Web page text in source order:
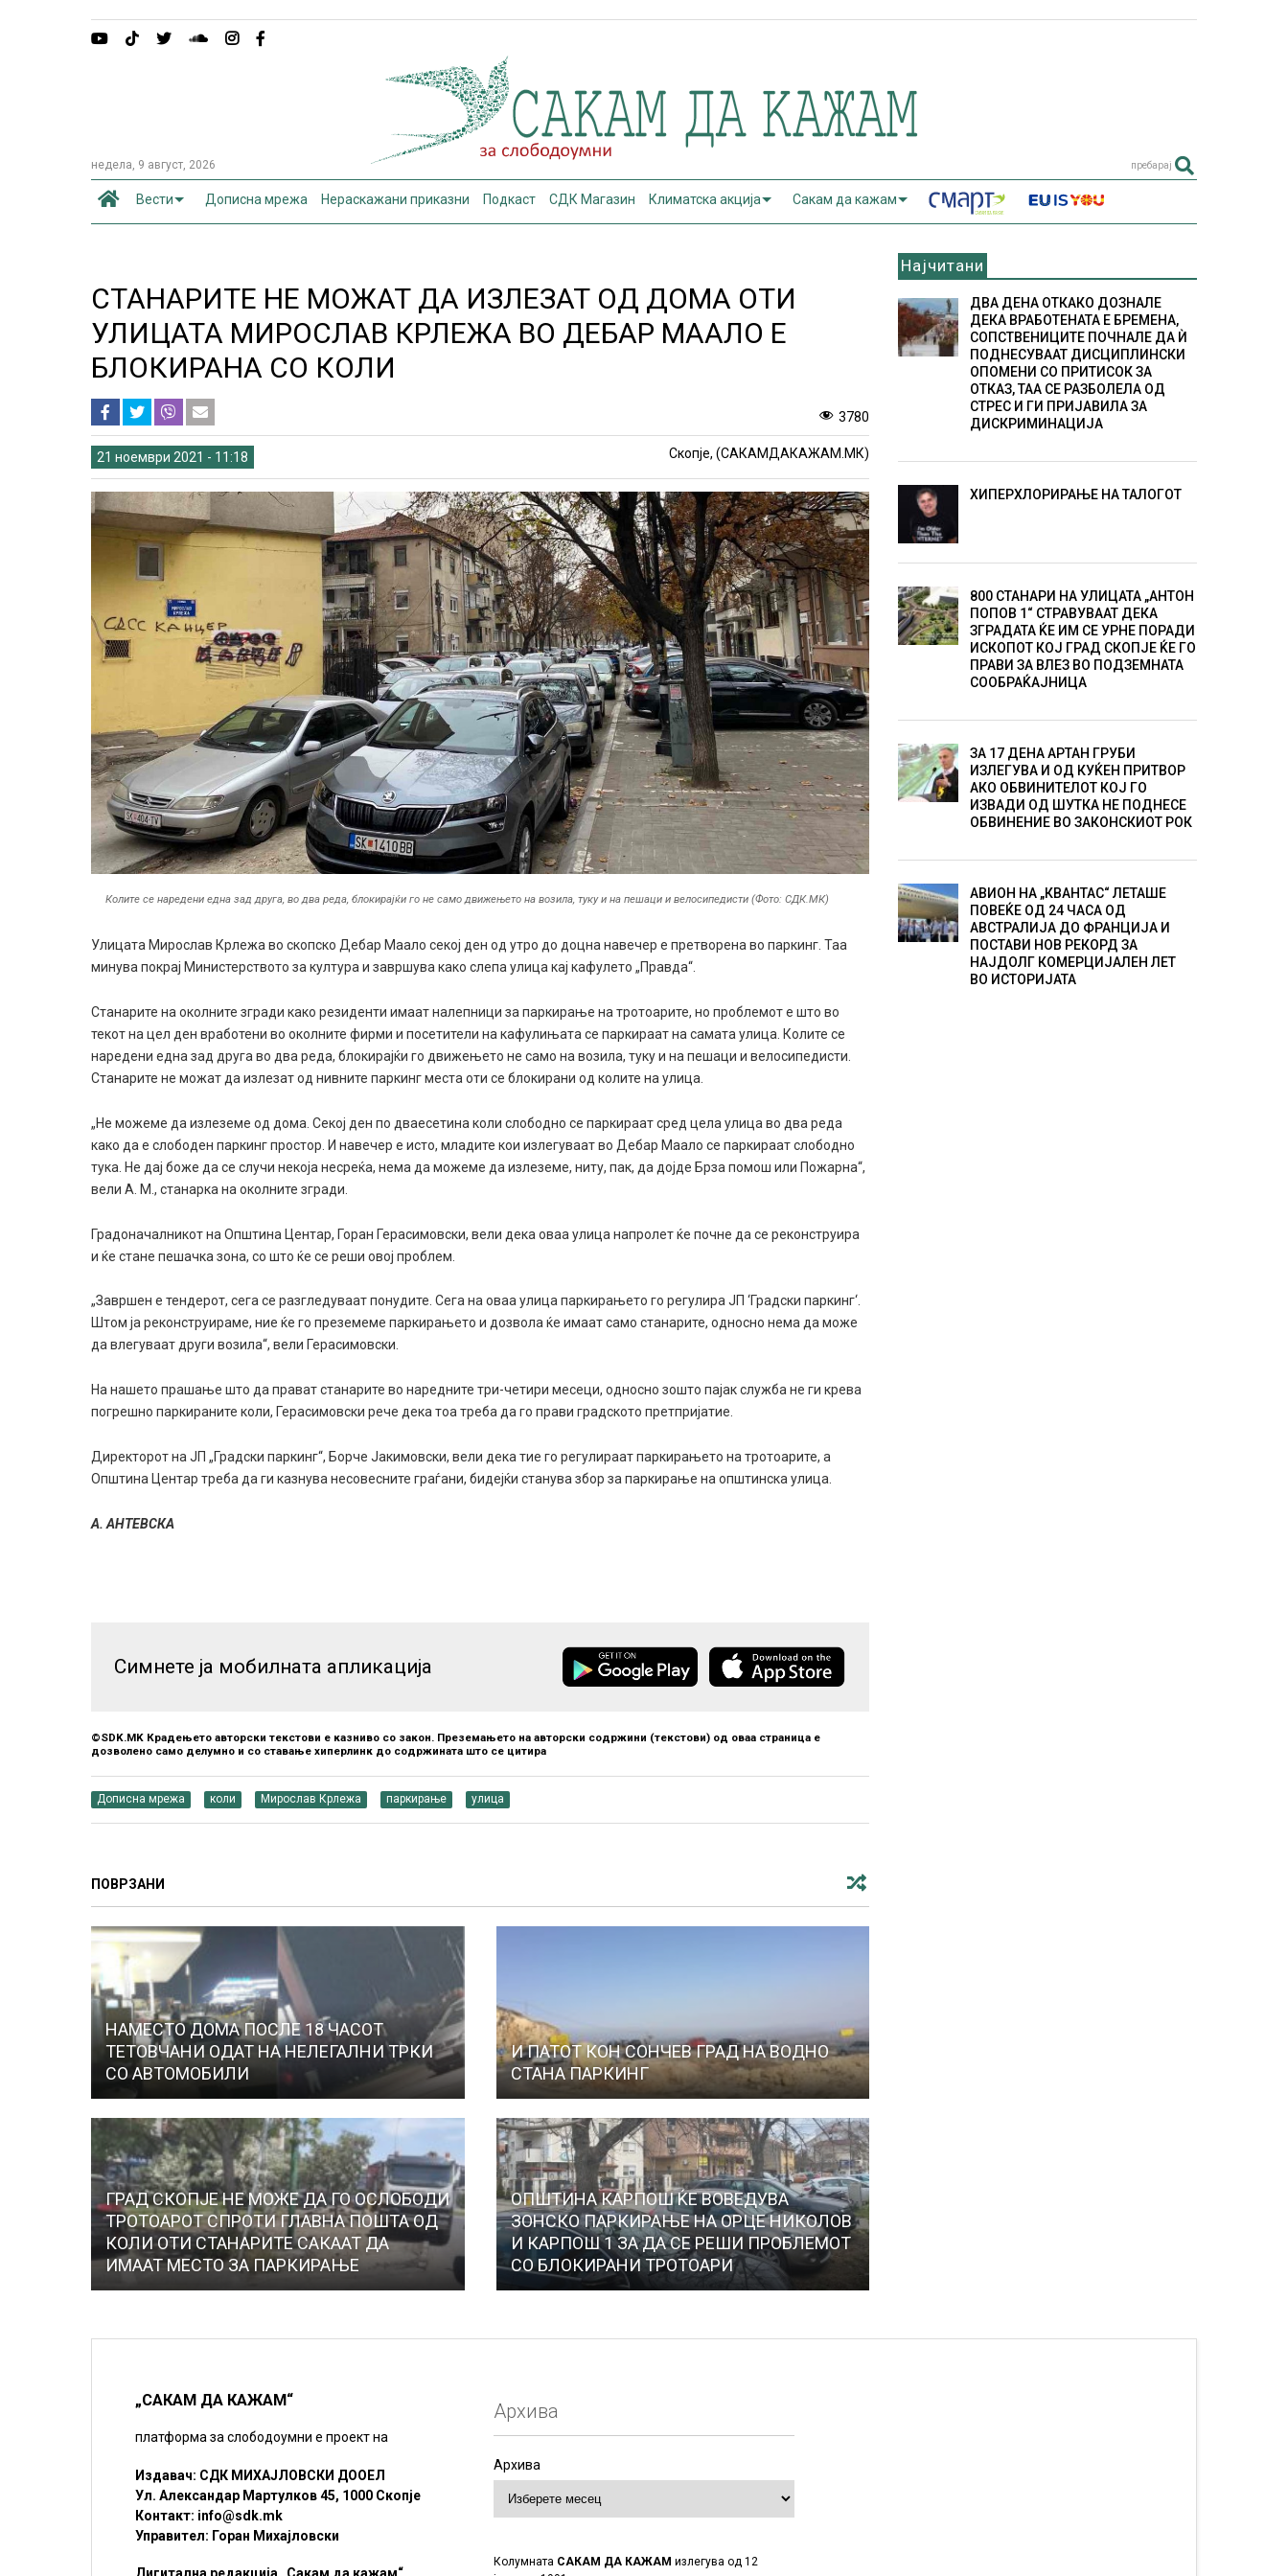
недела, 9 август, 2026 пребарај
Вести Дописна мрежа Нераскажани приказни Подкаст СДК Магазин Климатска акција Сакам да кажам
СТАНАРИТЕ НЕ МОЖАТ ДА ИЗЛЕЗАТ ОД ДОМА ОТИ
УЛИЦАТА МИРОСЛАВ КРЛЕЖА ВО ДЕБАР МААЛО Е
БЛОКИРАНА СО КОЛИ
3780
21 ноември 2021 - 11:18 Скопје, (САКАМДАКАЖАМ.МК)
Колите се наредени една зад друга, во два реда, блокирајќи го не само движењето на возила, туку и на пешаци и велосипедисти (Фото: СДК.МК)
Улицата Мирослав Крлежа во скопско Дебар Маало секој ден од утро до доцна навечер е претворена во паркинг. Таа
минува покрај Министерството за култура и завршува како слепа улица кај кафулето „Правда“.
Станарите на околните згради како резиденти имаат налепници за паркирање на тротоарите, но проблемот е што во
текот на цел ден вработени во околните фирми и посетители на кафулињата се паркираат на самата улица. Колите се
наредени една зад друга во два реда, блокирајќи го движењето не само на возила, туку и на пешаци и велосипедисти.
Станарите не можат да излезат од нивните паркинг места оти се блокирани од колите на улица.
„Не можеме да излеземе од дома. Секој ден по дваесетина коли слободно се паркираат сред цела улица во два реда
како да е слободен паркинг простор. И навечер е исто, младите кои излегуваат во Дебар Маало се паркираат слободно
тука. Не дај боже да се случи некоја несреќа, нема да можеме да излеземе, ниту, пак, да дојде Брза помош или Пожарна“,
вели А. М., станарка на околните згради.
Градоначалникот на Општина Центар, Горан Герасимовски, вели дека оваа улица напролет ќе почне да се реконструира
и ќе стане пешачка зона, со што ќе се реши овој проблем.
„Завршен е тендерот, сега се разгледуваат понудите. Сега на оваа улица паркирањето го регулира ЈП ‘Градски паркинг‘.
Штом ја реконструираме, ние ќе го преземеме паркирањето и дозвола ќе имаат само станарите, односно нема да може
да влегуваат други возила“, вели Герасимовски.
На нашето прашање што да прават станарите во наредните три-четири месеци, односно зошто пајак служба не ги крева
погрешно паркираните коли, Герасимовски рече дека тоа треба да го прави градското претпријатие.
Директорот на ЈП „Градски паркинг“, Борче Јакимовски, вели дека тие го регулираат паркирањето на тротоарите, а
Општина Центар треба да ги казнува несовесните граѓани, бидејќи станува збор за паркирање на општинска улица.
А. АНТЕВСКА
Симнете ја мобилната апликација
©SDK.MK Крадењето авторски текстови е казниво со закон. Преземањето на авторски содржини (текстови) од оваа страница е
дозволено само делумно и со ставање хиперлинк до содржината што се цитира
Дописна мрежа коли Мирослав Крлежа паркирање улица
ПОВРЗАНИ
НАМЕСТО ДОМА ПОСЛЕ 18 ЧАСОТ
ТЕТОВЧАНИ ОДАТ НА НЕЛЕГАЛНИ ТРКИ
СО АВТОМОБИЛИ
И ПАТОТ КОН СОНЧЕВ ГРАД НА ВОДНО
СТАНА ПАРКИНГ
ГРАД СКОПЈЕ НЕ МОЖЕ ДА ГО ОСЛОБОДИ
ТРОТОАРОТ СПРОТИ ГЛАВНА ПОШТА ОД
КОЛИ ОТИ СТАНАРИТЕ САКААТ ДА
ИМААТ МЕСТО ЗА ПАРКИРАЊЕ
ОПШТИНА КАРПОШ ЌЕ ВОВЕДУВА
ЗОНСКО ПАРКИРАЊЕ НА ОРЦЕ НИКОЛОВ
И КАРПОШ 1 ЗА ДА СЕ РЕШИ ПРОБЛЕМОТ
СО БЛОКИРАНИ ТРОТОАРИ
Најчитани
ДВА ДЕНА ОТКАКО ДОЗНАЛЕ
ДЕКА ВРАБОТЕНАТА Е БРЕМЕНА,
СОПСТВЕНИЦИТЕ ПОЧНАЛЕ ДА Ѝ
ПОДНЕСУВААТ ДИСЦИПЛИНСКИ
ОПОМЕНИ СО ПРИТИСОК ЗА
ОТКАЗ, ТАА СЕ РАЗБОЛЕЛА ОД
СТРЕС И ГИ ПРИЈАВИЛА ЗА
ДИСКРИМИНАЦИЈА
ХИПЕРХЛОРИРАЊЕ НА ТАЛОГОТ
800 СТАНАРИ НА УЛИЦАТА „АНТОН
ПОПОВ 1“ СТРАВУВААТ ДЕКА
ЗГРАДАТА ЌЕ ИМ СЕ УРНЕ ПОРАДИ
ИСКОПОТ КОЈ ГРАД СКОПЈЕ ЌЕ ГО
ПРАВИ ЗА ВЛЕЗ ВО ПОДЗЕМНАТА
СООБРАЌАЈНИЦА
ЗА 17 ДЕНА АРТАН ГРУБИ
ИЗЛЕГУВА И ОД КУЌЕН ПРИТВОР
АКО ОБВИНИТЕЛОТ КОЈ ГО
ИЗВАДИ ОД ШУТКА НЕ ПОДНЕСЕ
ОБВИНЕНИЕ ВО ЗАКОНСКИОТ РОК
АВИОН НА „КВАНТАС“ ЛЕТАШЕ
ПОВЕЌЕ ОД 24 ЧАСА ОД
АВСТРАЛИЈА ДО ФРАНЦИЈА И
ПОСТАВИ НОВ РЕКОРД ЗА
НАЈДОЛГ КОМЕРЦИЈАЛЕН ЛЕТ
ВО ИСТОРИЈАТА
„САКАМ ДА КАЖАМ“
платформа за слободоумни е проект на
Издавач: СДК МИХАЈЛОВСКИ ДООЕЛ
Ул. Александар Мартулков 45, 1000 Скопје
Контакт: info@sdk.mk
Управител: Горан Михајловски
Архива
Архива
Колумната САКАМ ДА КАЖАМ излегува од 12